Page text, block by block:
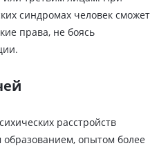
синдромах человек сможет
права, не боясь
расстройств
опытом более